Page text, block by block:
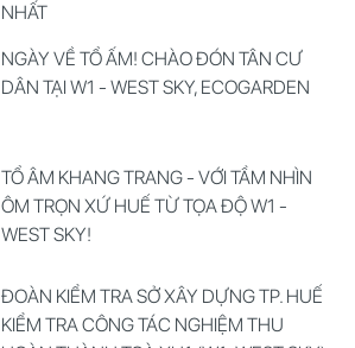
NHẤT
NGÀY VỀ TỔ ẤM! CHÀO ĐÓN TÂN CƯ
DÂN TẠI W1 - WEST SKY, ECOGARDEN
TỔ ÂM KHANG TRANG - VỚI TẦM NHÌN
ÔM TRỌN XỨ HUẾ TỪ TỌA ĐỘ W1 -
WEST SKY!
ĐOÀN KIỂM TRA SỞ XÂY DỰNG TP. HUẾ
KIỂM TRA CÔNG TÁC NGHIỆM THU